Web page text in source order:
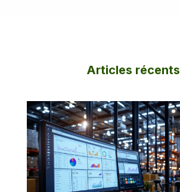
Articles récents